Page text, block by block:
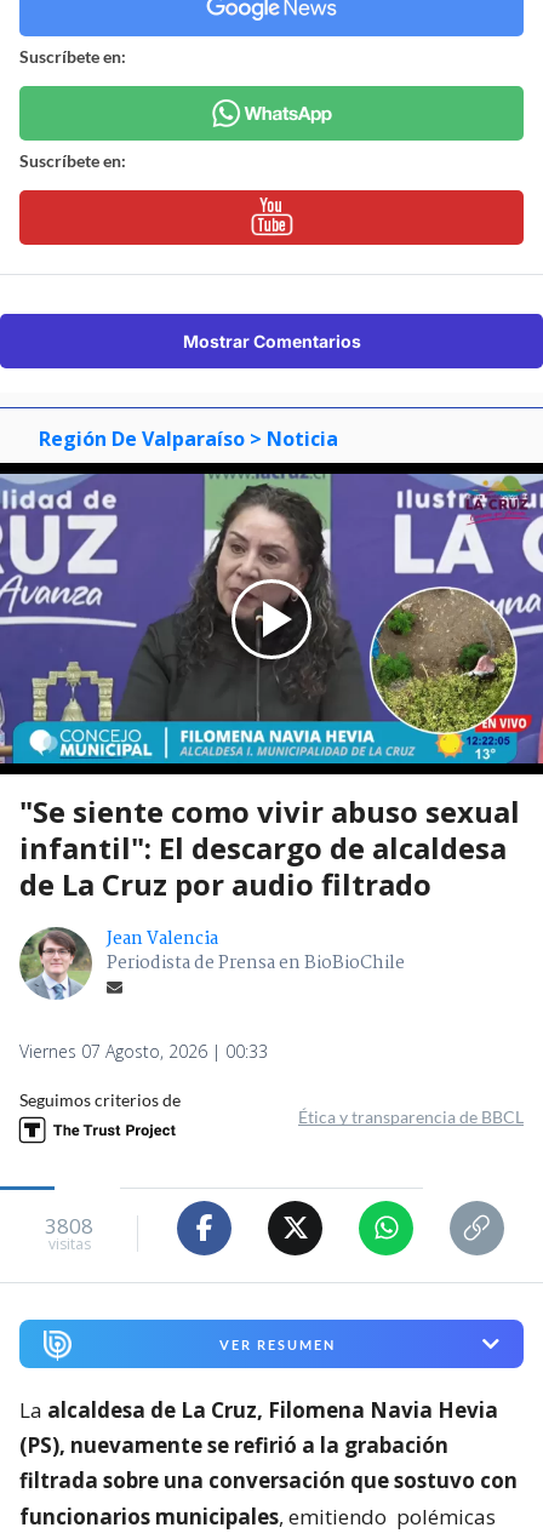
Suscríbete en:
Suscríbete en:
Mostrar Comentarios
Región De Valparaíso > Noticia
"Se siente como vivir abuso sexual
infantil": El descargo de alcaldesa
de La Cruz por audio filtrado
Jean Valencia
Periodista de Prensa en BioBioChile
Viernes 07 Agosto, 2026 | 00:33
Seguimos criterios de
Ética y transparencia de BBCL
3808
visitas
VER RESUMEN
La alcaldesa de La Cruz, Filomena Navia Hevia
(PS), nuevamente se refirió a la grabación
filtrada sobre una conversación que sostuvo con
funcionarios municipales, emitiendo polémicas